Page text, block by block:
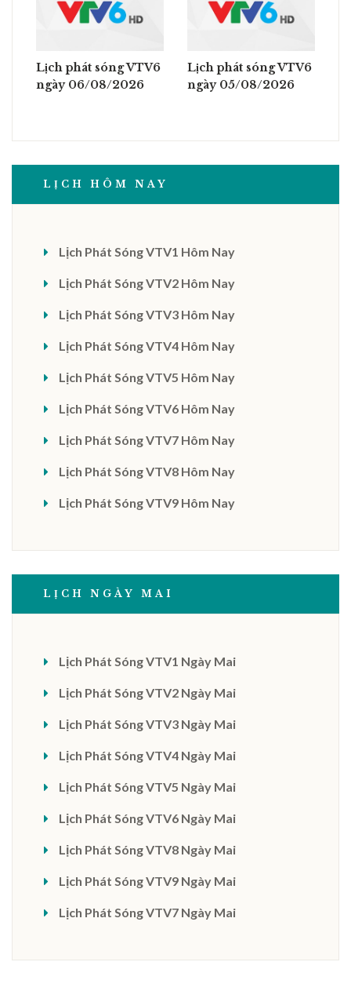
Lịch phát sóng VTV6
ngày 06/08/2026
Lịch phát sóng VTV6
ngày 05/08/2026
LỊCH HÔM NAY
Lịch Phát Sóng VTV1 Hôm Nay
Lịch Phát Sóng VTV2 Hôm Nay
Lịch Phát Sóng VTV3 Hôm Nay
Lịch Phát Sóng VTV4 Hôm Nay
Lịch Phát Sóng VTV5 Hôm Nay
Lịch Phát Sóng VTV6 Hôm Nay
Lịch Phát Sóng VTV7 Hôm Nay
Lịch Phát Sóng VTV8 Hôm Nay
Lịch Phát Sóng VTV9 Hôm Nay
LỊCH NGÀY MAI
Lịch Phát Sóng VTV1 Ngày Mai
Lịch Phát Sóng VTV2 Ngày Mai
Lịch Phát Sóng VTV3 Ngày Mai
Lịch Phát Sóng VTV4 Ngày Mai
Lịch Phát Sóng VTV5 Ngày Mai
Lịch Phát Sóng VTV6 Ngày Mai
Lịch Phát Sóng VTV8 Ngày Mai
Lịch Phát Sóng VTV9 Ngày Mai
Lịch Phát Sóng VTV7 Ngày Mai